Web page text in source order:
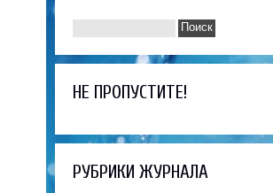
НЕ ПРОПУСТИТЕ!
РУБРИКИ ЖУРНАЛА